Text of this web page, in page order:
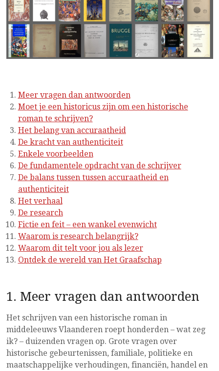
Meer vragen dan antwoorden
Moet je een historicus zijn om een historische
roman te schrijven?
Het belang van accuraatheid
De kracht van authenticiteit
Enkele voorbeelden
De fundamentele opdracht van de schrijver
De balans tussen tussen accuraatheid en
authenticiteit
Het verhaal
De research
Fictie en feit – een wankel evenwicht
Waarom is research belangrijk?
Waarom dit telt voor jou als lezer
Ontdek de wereld van Het Graafschap
1. Meer vragen dan antwoorden
Het schrijven van een historische roman in
middeleeuws Vlaanderen roept honderden – wat zeg
ik? – duizenden vragen op. Grote vragen over
historische gebeurtenissen, familiale, politieke en
maatschappelijke verhoudingen, financiën, handel en